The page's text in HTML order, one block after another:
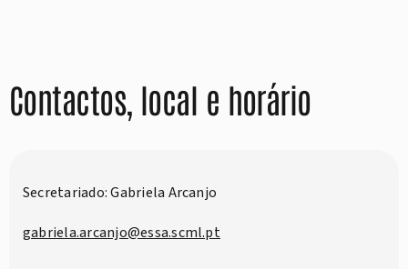
Contactos, local e horário
Secretariado: Gabriela Arcanjo
gabriela.arcanjo@essa.scml.pt